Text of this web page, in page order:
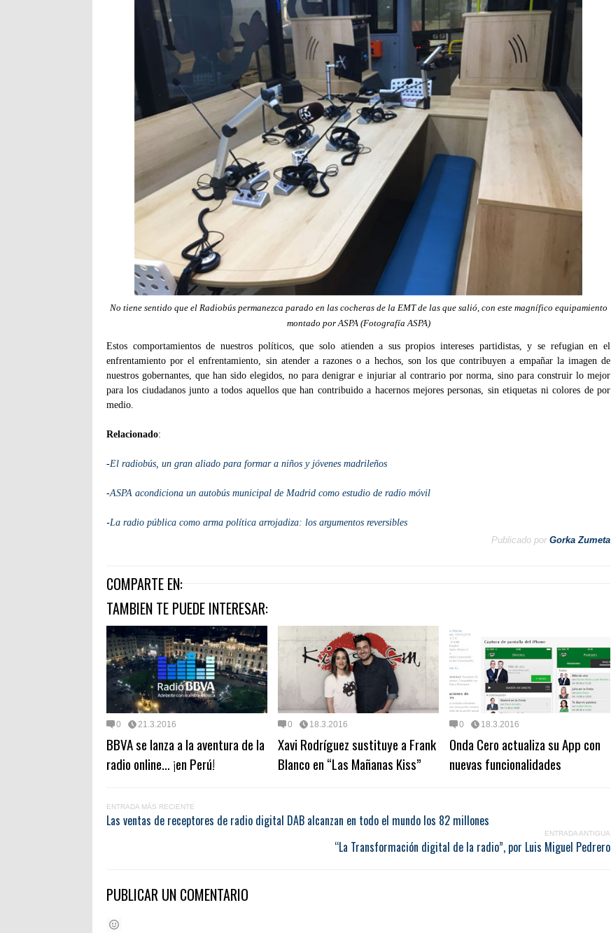
No tiene sentido que el Radiobús permanezca parado en las cocheras de la EMT de las que salió, con este magnífico equipamiento
montado por ASPA (Fotografía ASPA)
Estos comportamientos de nuestros políticos, que solo atienden a sus propios intereses partidistas, y se refugian en el
enfrentamiento por el enfrentamiento, sin atender a razones o a hechos, son los que contribuyen a empañar la imagen de
nuestros gobernantes, que han sido elegidos, no para denigrar e injuriar al contrario por norma, sino para construir lo mejor
para los ciudadanos junto a todos aquellos que han contribuido a hacernos mejores personas, sin etiquetas ni colores de por
medio.
Relacionado:
-El radiobús, un gran aliado para formar a niños y jóvenes madrileños
-ASPA acondiciona un autobús municipal de Madrid como estudio de radio móvil
-La radio pública como arma política arrojadiza: los argumentos reversibles
Publicado por Gorka Zumeta
COMPARTE EN:
TAMBIEN TE PUEDE INTERESAR:
0 21.3.2016
BBVA se lanza a la aventura de la
radio online… ¡en Perú!
0 18.3.2016
Xavi Rodríguez sustituye a Frank
Blanco en “Las Mañanas Kiss”
0 18.3.2016
Onda Cero actualiza su App con
nuevas funcionalidades
ENTRADA MÁS RECIENTE
Las ventas de receptores de radio digital DAB alcanzan en todo el mundo los 82 millones
ENTRADA ANTIGUA
“La Transformación digital de la radio”, por Luis Miguel Pedrero
PUBLICAR UN COMENTARIO